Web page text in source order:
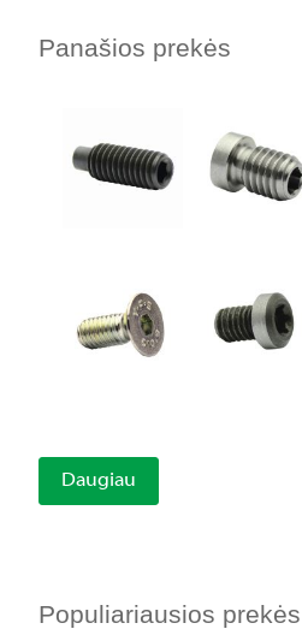
Panašios prekės
Daugiau
Populiariausios prekės